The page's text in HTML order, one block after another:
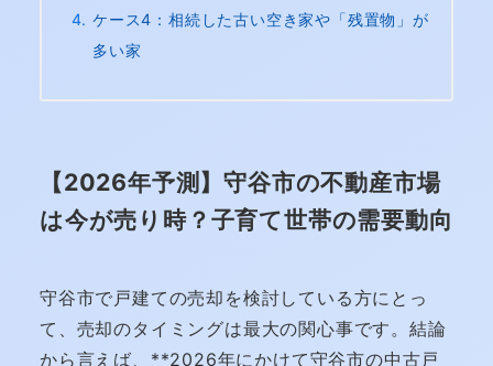
ケース4：相続した古い空き家や「残置物」が
多い家
【2026年予測】守谷市の不動産市場
は今が売り時？子育て世帯の需要動向
守谷市で戸建ての売却を検討している方にとっ
て、売却のタイミングは最大の関心事です。結論
から言えば、**2026年にかけて守谷市の中古戸